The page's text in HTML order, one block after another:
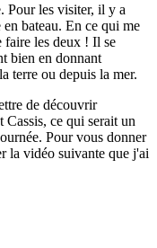
Pour les visiter, il y a
bateau. En ce qui me
faire les deux ! Il se
bien en donnant
terre ou depuis la mer.
de découvrir
Cassis, ce qui serait un
Pour vous donner
la vidéo suivante que j'ai